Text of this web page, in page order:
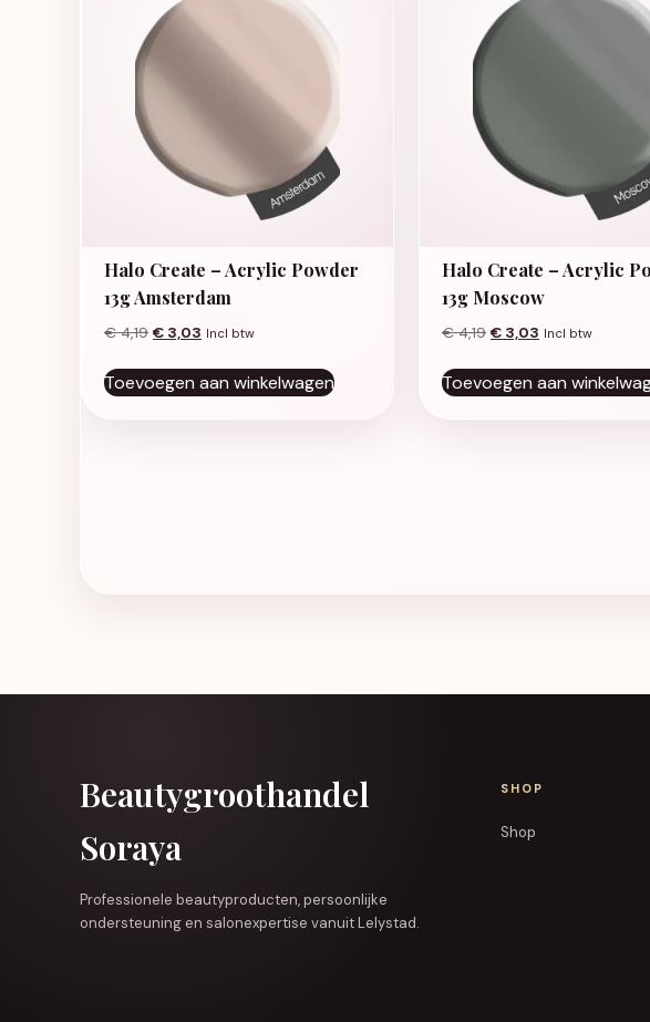
Halo Create – Acrylic Powder
13g Amsterdam
€4,19 Oorspronkelijke prijs was: € 4,19.
€ 3,03 Huidige prijs is: € 3,03.
Incl btw
Toevoegen aan winkelwagen
Halo Create – Acrylic
13g Moscow
€4,19 Oorspronkelijke prijs
€ 3,03 Huidige prijs is:
Incl btw
Toevoegen aan
Beautygroothandel
Soraya
Professionele beautyproducten, persoonlijke
ondersteuning en salonexpertise vanuit Lelystad.
SHOP
Shop